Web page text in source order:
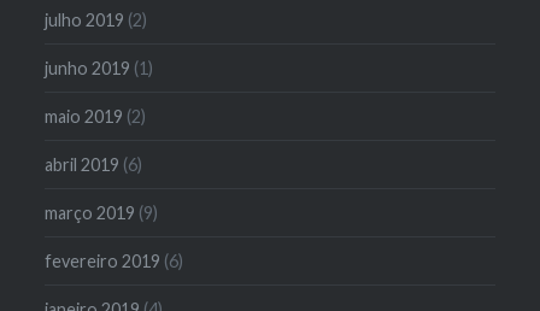
julho 2019 (2)
junho 2019 (1)
maio 2019 (2)
abril 2019 (6)
março 2019 (9)
fevereiro 2019 (6)